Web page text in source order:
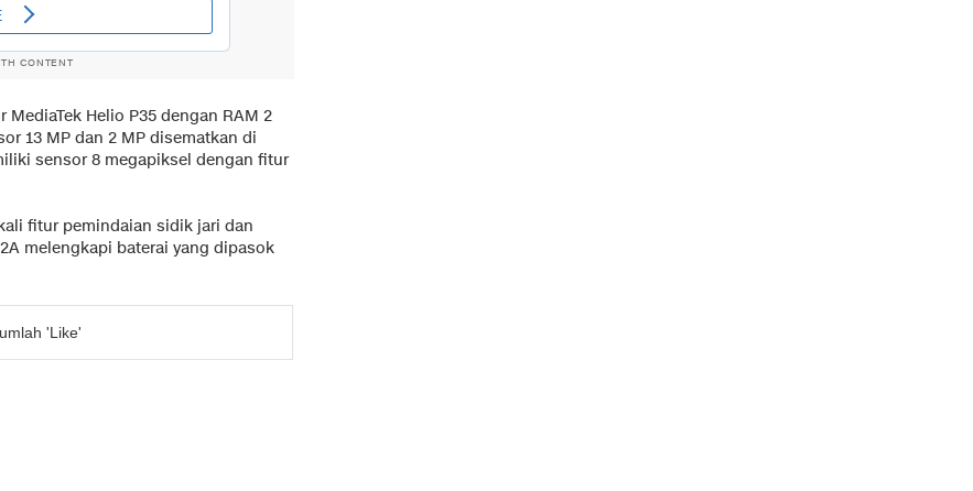
CONTENT
Helio P35 dengan RAM 2
13 MP dan 2 MP disematkan di
sensor 8 megapiksel dengan fitur
fitur pemindaian sidik jari dan
melengkapi baterai yang dipasok
'Like'